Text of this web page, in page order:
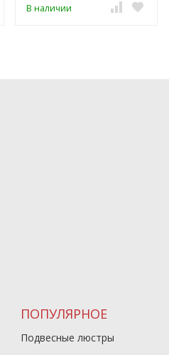
В наличии
ПОПУЛЯРНОЕ
Подвесные люстры